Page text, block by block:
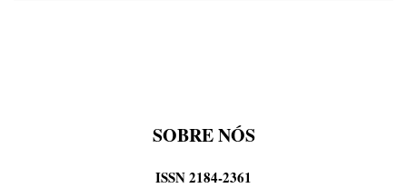
SOBRE NÓS
ISSN 2184-2361